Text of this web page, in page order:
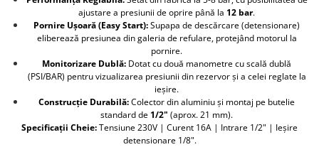
Pompe Combustibil
Prelungitoare
Scule Pneumatice
Slefuitoare
Suport auto
ajustare a presiunii de oprire până la 12 bar.
Pornire Ușoară (Easy Start):Supapa de descărcare (detensionare)
eliberează presiunea din galeria de refulare, protejând motorul la
pornire.
Monitorizare Dublă: Dotat cu două manometre cu scală dublă
(PSI/BAR) pentru vizualizarea presiunii din rezervor și a celei reglate la
ieșire.
Construcție Durabilă:Colector din aluminiu și montaj pe butelie
standard de 1/2" (aprox. 21 mm).
Specificații Cheie:Tensiune 230V | Curent 16A | Intrare 1/2" | Ieșire
detensionare 1/8".